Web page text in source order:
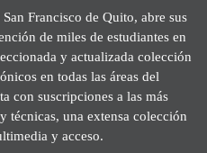
Francisco de Quito, abre sus
de miles de estudiantes en
y actualizada colección
en todas las áreas del
con suscripciones a las más
técnicas, una extensa colección
y acceso.